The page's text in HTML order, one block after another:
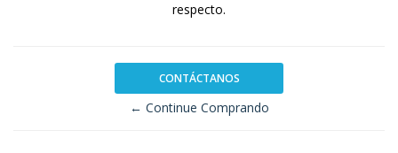
respecto.
CONTÁCTANOS
← Continue Comprando